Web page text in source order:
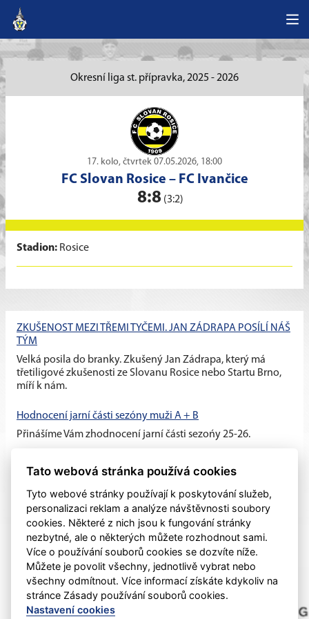
Okresní liga st. přípravka, 2025 - 2026
17. kolo, čtvrtek 07.05.2026, 18:00
FC Slovan Rosice – FC Ivančice
8:8 (3:2)
Stadion: Rosice
ZKUŠENOST MEZI TŘEMI TYČEMI. JAN ZÁDRAPA POSÍLÍ NÁŠ
TÝM
Velká posila do branky. Zkušený Jan Zádrapa, který má
třetiligové zkušenosti ze Slovanu Rosice nebo Startu Brno,
míří k nám.
Hodnocení jarní části sezóny muži A + B
Přinášíme Vám zhodnocení jarní části sezońy 25-26.
Hodnocení jarní části sezóny žáci + dorost
Tato webová stránka používá cookies
Tyto webové stránky používají k poskytování služeb,
personalizaci reklam a analýze návštěvnosti soubory
cookies. Některé z nich jsou k fungování stránky
nezbytné, ale o některých můžete rozhodnout sami.
Více o používání souborů cookies se dozvíte níže.
Můžete je povolit všechny, jednotlivě vybrat nebo
všechny odmítnout. Více informací získáte kdykoliv na
stránce Zásady používání souborů cookies.
Nastavení cookies